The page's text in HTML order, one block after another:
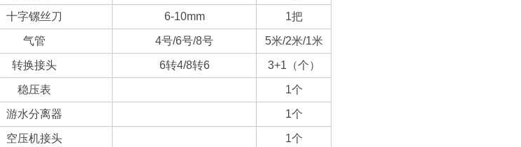
十字镙丝刀 6-10mm 1把
气管 4号/6号/8号 5米/2米/1米
转换接头 6转4/8转6 3+1 （个）
稳压表 1个
游水分离器 1个
空压机接头 1个